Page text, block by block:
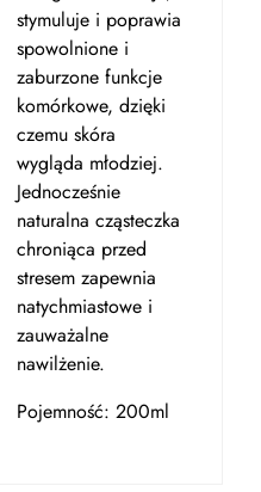
stymuluje i poprawia
spowolnione i
zaburzone funkcje
komórkowe, dzięki
czemu skóra
wygląda młodziej.
Jednocześnie
naturalna cząsteczka
chroniąca przed
stresem zapewnia
natychmiastowe i
zauważalne
nawilżenie.
Pojemność: 200ml